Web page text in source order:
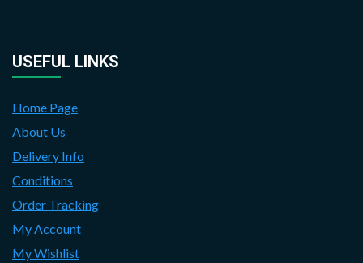
USEFUL LINKS
Home Page
About Us
Delivery Info
Conditions
Order Tracking
My Account
My Wishlist